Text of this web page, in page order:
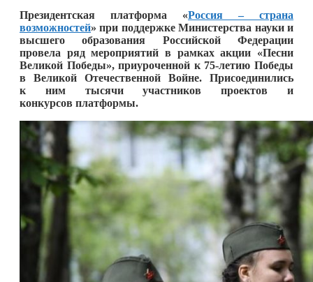
Президентская платформа «Россия – страна
возможностей» при поддержке Министерства науки и
высшего образования Российской Федерации
провела ряд мероприятий в рамках акции «Песни
Великой Победы», приуроченной к 75-летию Победы
в Великой Отечественной Войне. Присоединились
к ним тысячи участников проектов и
конкурсов платформы.